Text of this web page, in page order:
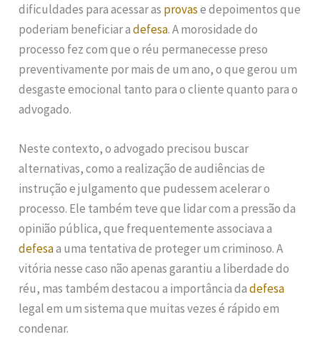
dificuldades para acessar as provase depoimentos que
poderiam beneficiar adefesa. A morosidade do
processo fez com que o réu permanecesse preso
preventivamente por mais de um ano, o que gerou um
desgaste emocional tanto para o cliente quanto para o
advogado.
Neste contexto, o advogado precisou buscar
alternativas, como a realização de audiências de
instrução e julgamento que pudessem acelerar o
processo. Ele também teve que lidar com a pressão da
opinião pública, que frequentemente associava a
defesaa uma tentativa de proteger um criminoso. A
vitória nesse caso não apenas garantiu a liberdade do
réu, mas também destacou a importância dadefesa
legal em um sistema que muitas vezes é rápido em
condenar.